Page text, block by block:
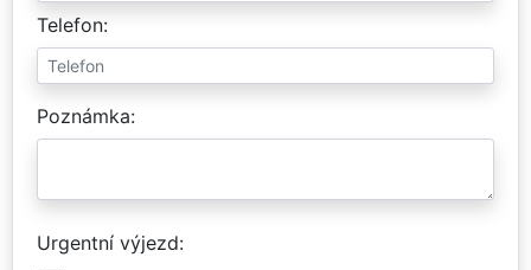
Telefon
Poznámka
Urgentní výjezd